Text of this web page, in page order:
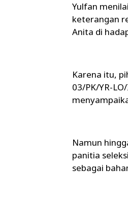
Yulfan
keterangan
Anita di
Karena itu,
03/PK/YR-
Namun
panitia
sebagai